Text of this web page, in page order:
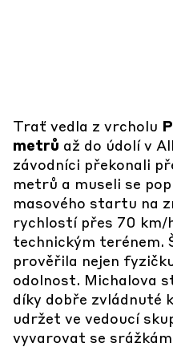
Trať vedla z vrcholu
metrů až do údolí v
závodníci překonali
metrů a museli se
masového startu na
rychlostí přes 70 km/
technickým terénem.
prověřila nejen
odolnost. Michalova
díky dobře zvládnuté
udržet ve vedoucí
vyvarovat se